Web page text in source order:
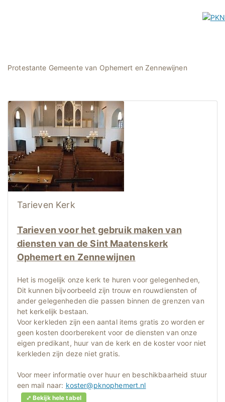
Protestante Gemeente van Ophemert en Zennewijnen
Tarieven Kerk
Tarieven voor het gebruik maken van
diensten van de Sint Maatenskerk
Ophemert en Zennewijnen
Het is mogelijk onze kerk te huren voor gelegenheden,
Dit kunnen bijvoorbeeld zijn trouw en rouwdiensten of
ander gelegenheden die passen binnen de grenzen van
het kerkelijk bestaan.
Voor kerkleden zijn een aantal items gratis zo worden er
geen kosten doorberekent voor de diensten van onze
eigen predikant, huur van de kerk en de koster voor niet
kerkleden zijn deze niet gratis.
Voor meer informatie over huur en beschikbaarheid stuur
een mail naar: koster@pknophemert.nl
⤢ Bekijk hele tabel